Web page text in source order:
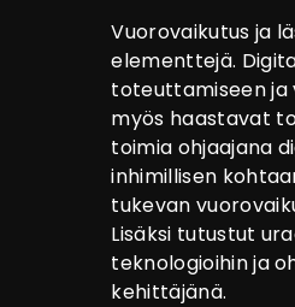
Vuorovaikutus ja
elementtejä.
toteuttamiseen ja
myös haastavat
toimia ohjaajana
inhimillisen
tukevan
Lisäksi tutustut
teknologioihin ja
kehittäjänä.